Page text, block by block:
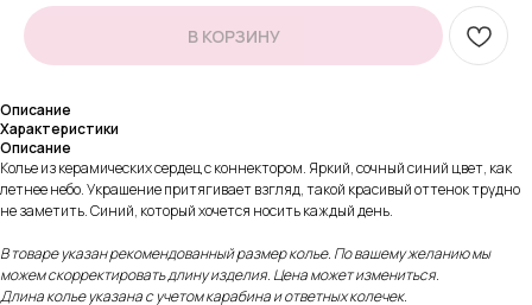
В КОРЗИНУ
Описание
Характеристики
Описание
Колье из керамических сердец с коннектором. Яркий, сочный синий цвет, как
летнее небо. Украшение притягивает взгляд, такой красивый оттенок трудно
не заметить. Синий, который хочется носить каждый день.
В товаре указан рекомендованный размер колье. По вашему желанию мы
можем скорректировать длину изделия. Цена может измениться.
Длина колье указана с учетом карабина и ответных колечек.